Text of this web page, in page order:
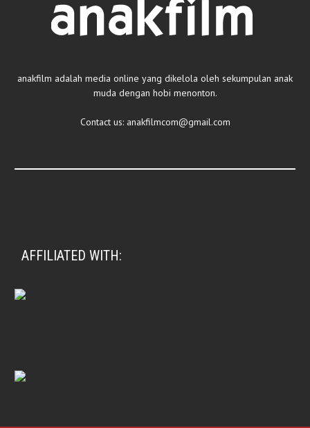
anakfilm adalah media online yang dikelola oleh sekumpulan anak
muda dengan hobi menonton.
Contact us: anakfilmcom@gmail.com
AFFILIATED WITH: